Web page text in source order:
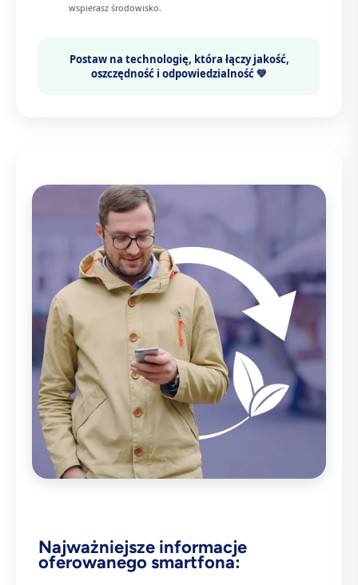
wspierasz środowisko.
Postaw na technologię, która łączyjakość,
oszczędność i odpowiedzialność 💚
Najważniejsze informacje
oferowanego smartfona: